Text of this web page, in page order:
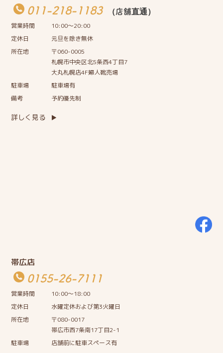
011-218-1183
（店舗直通）
営業時間
10:00〜20:00
定休日
元旦を除き無休
所在地
〒060-0005
札幌市中央区北5条西4丁目7
大丸札幌店4F婦人靴売場
駐車場
駐車場有
備考
予約優先制
詳しく見る
帯広店
0155-26-7111
営業時間
10:00〜18:00
定休日
水曜定休および第3火曜日
所在地
〒080-0017
帯広市西7条南17丁目2-1
駐車場
店舗前に駐車スペース有